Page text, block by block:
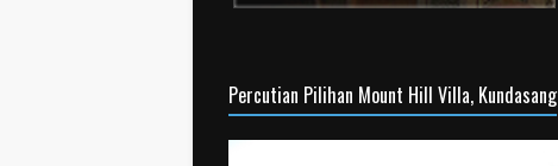
Percutian Pilihan Mount Hill Villa, Kundasang